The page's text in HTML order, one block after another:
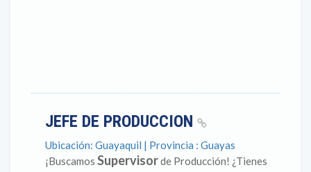
JEFE DE PRODUCCION
Ubicación: Guayaquil | Provincia : Guayas
¡Buscamos Supervisorde Producción! ¿Tienes